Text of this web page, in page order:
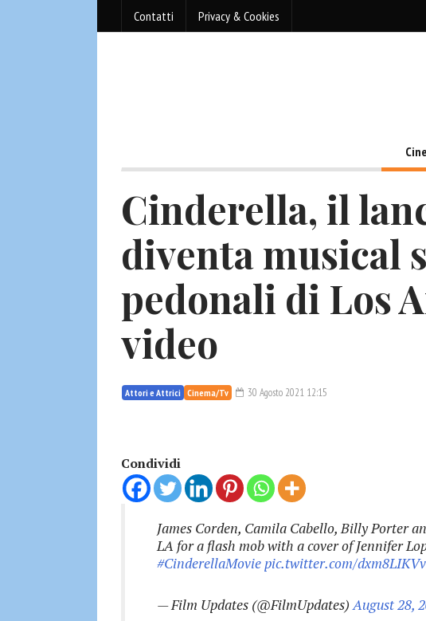
Contatti Privacy & Cookies
Cinderella, il
diventa musical
pedonali di Los
video
Attori e Attrici Cinema/Tv 30 Agosto 2021 12:15
Condividi
James Corden, Camila Cabello, Billy Porter
LA for a flash mob with a cover of Jennifer
#CinderellaMoviepic.twitter.com/
— Film Updates (@FilmUpdates)August 28,